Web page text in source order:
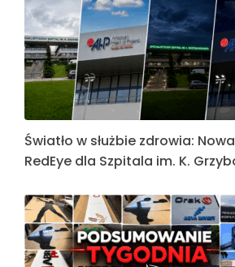
Światło w służbie zdrowia:
RedEye dla Szpitala im. K.